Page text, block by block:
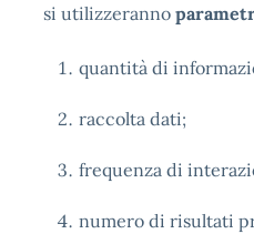
si utilizzeranno
quantità di
raccolta dati;
frequenza di
numero di risultati